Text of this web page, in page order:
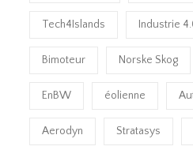
Tech4Islands Industrie
Bimoteur Norske Skog
EnBW éolienne
Aerodyn Stratasys